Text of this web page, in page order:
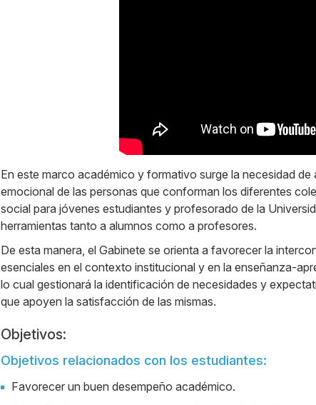
En este marco académico y formativo surge la necesidad
emocional de las personas que conforman los diferentes
social para jóvenes estudiantes y profesorado de la
herramientas tanto a alumnos como a profesores.
De esta manera, el Gabinete se orienta a favorecer la
esenciales en el contexto institucional y en la enseñanza-
lo cual gestionará la identificación de necesidades y
que apoyen la satisfacción de las mismas.
Objetivos:
Objetivos relacionados con los estudiantes:
Favorecer un buen desempeño académico.